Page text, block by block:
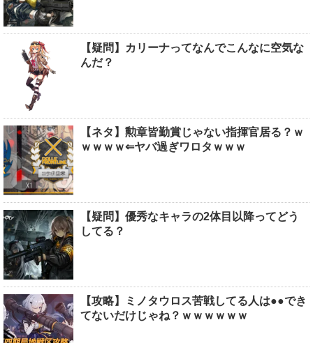
【疑問】カリーナってなんでこんなに空気な
んだ？
【ネタ】勲章皆勤賞じゃない指揮官居る？ｗ
ｗｗｗｗ⇐ヤバ過ぎワロタｗｗｗ
【疑問】優秀なキャラの2体目以降ってどう
してる？
【攻略】ミノタウロス苦戦してる人は●●でき
てないだけじゃね？ｗｗｗｗｗｗ